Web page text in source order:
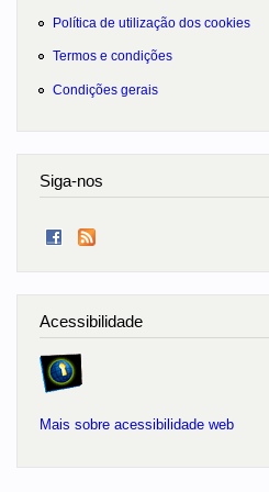
Política de utilização dos cookies
Termos e condições
Condições gerais
Siga-nos
Acessibilidade
Mais sobre acessibilidade web